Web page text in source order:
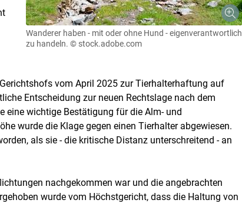
Skip to main content
Wanderer haben - mit oder ohne Hund - eigenverantwortlich
zu handeln. © stock.adobe.com
vom April 2025 zur Tierhalterhaftung auf
Entscheidung zur neuen Rechtslage nach dem
eine wichtige Bestätigung für die Alm- und
wurde die Klage gegen einen Tierhalter abgewiesen.
als sie - die kritische Distanz unterschreitend - an
nachgekommen war und die angebrachten
wurde vom Höchstgericht, dass die Haltung von